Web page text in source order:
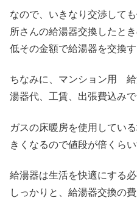
なので、いきなり交渉して
所さんの給湯器交換したと
低その金額で給湯器を交換
ちなみに、マンション用
湯器代、工賃、出張費込みで
ガスの床暖房を使用してい
きくなるので値段が倍くら
給湯器は生活を快適にする
しっかりと、給湯器交換の